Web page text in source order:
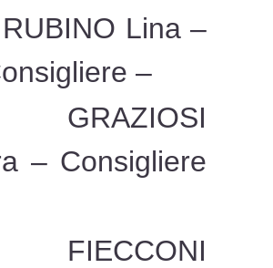
Lina –
–
GRAZIOSI
– Consigliere
FIECCONI